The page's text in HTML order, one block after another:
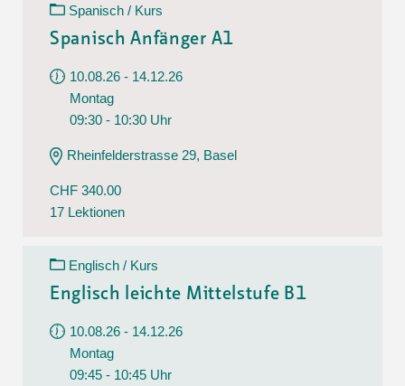
Spanisch / Kurs
Spanisch Anfänger A1
10.08.26 - 14.12.26
Montag
09:30 - 10:30 Uhr
Rheinfelderstrasse 29, Basel
CHF 340.00
17 Lektionen
Englisch / Kurs
Englisch leichte Mittelstufe B1
10.08.26 - 14.12.26
Montag
09:45 - 10:45 Uhr